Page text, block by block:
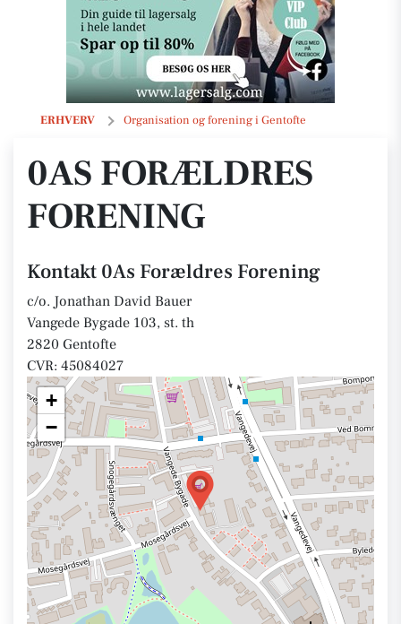
ERHVERV Organisation og forening i Gentofte
0As Forældres Forening
0AS FORÆLDRES
FORENING
Kontakt 0As Forældres Forening
c/o. Jonathan David Bauer
Vangede Bygade 103, st. th
2820 Gentofte
CVR: 45084027
+
−